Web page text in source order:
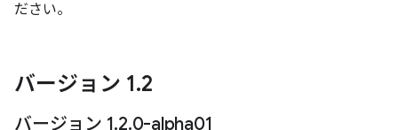
ださい。
バージョン 1.2
バージョン 1.2.0-alpha01